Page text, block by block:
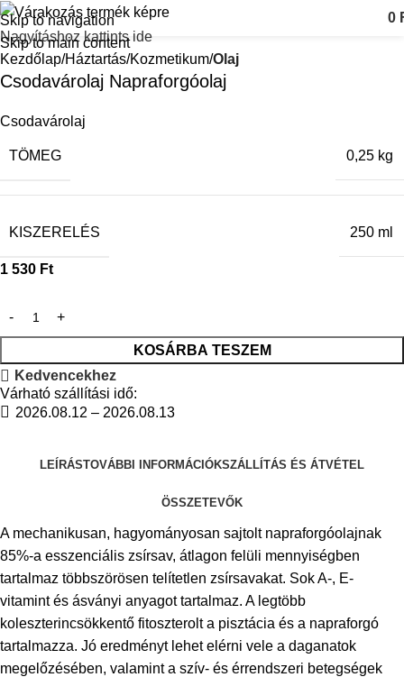
Skip to navigation
Skip to main content
0
Nagyításhoz kattints ide
Kezdőlap Háztartás Kozmetikum Olaj
Csodavárolaj Napraforgóolaj
Csodavárolaj
TÖMEG 0,25 kg
KISZERELÉS 250 ml
1 530 Ft
KOSÁRBA TESZEM
Kedvencekhez
Várható szállítási idő:
2026.08.12 – 2026.08.13
LEÍRÁSTOVÁBBI INFORMÁCIÓKSZÁLLÍTÁS ÉS ÁTVÉTEL
ÖSSZETEVŐK
A mechanikusan, hagyományosan sajtolt napraforgóolajnak
85%-a esszenciális zsírsav, átlagon felüli mennyiségben
tartalmaz többszörösen telítetlen zsírsavakat. Sok A-, E-
vitamint és ásványi anyagot tartalmaz. A legtöbb
koleszterincsökkentő fitoszterolt a pisztácia és a napraforgó
tartalmazza. Jó eredményt lehet elérni vele a daganatok
megelőzésében, valamint a szív- és érrendszeri betegségek